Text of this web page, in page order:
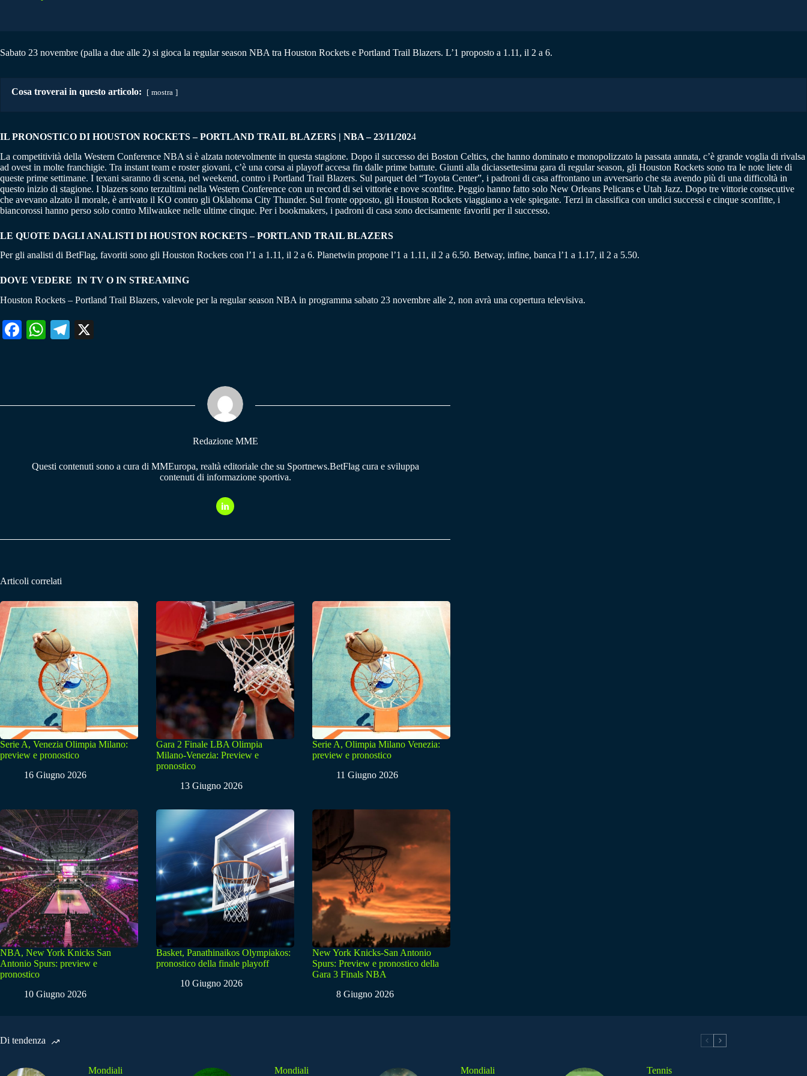
Sabato 23 novembre (palla a due alle 2) si gioca la regular season NBA tra Houston Rockets e Portland Trail Blazers. L’1 proposto a 1.11, il 2 a 6.
Cosa troverai in questo articolo: mostra
IL PRONOSTICO DI HOUSTON ROCKETS – PORTLAND TRAIL BLAZERS | NBA – 23/11/2024
La competitività della Western Conference NBA si è alzata notevolmente in questa stagione. Dopo il successo dei Boston Celtics, che hanno dominato e monopolizzato la passata annata, c’è grande voglia di rivalsa
ad ovest in molte franchigie. Tra instant team e roster giovani, c’è una corsa ai playoff accesa fin dalle prime battute. Giunti alla diciassettesima gara di regular season, gli Houston Rockets sono tra le note liete di
queste prime settimane. I texani saranno di scena, nel weekend, contro i Portland Trail Blazers. Sul parquet del “Toyota Center”, i padroni di casa affrontano un avversario che sta avendo più di una difficoltà in
questo inizio di stagione. I blazers sono terzultimi nella Western Conference con un record di sei vittorie e nove sconfitte. Peggio hanno fatto solo New Orleans Pelicans e Utah Jazz. Dopo tre vittorie consecutive
che avevano alzato il morale, è arrivato il KO contro gli Oklahoma City Thunder. Sul fronte opposto, gli Houston Rockets viaggiano a vele spiegate. Terzi in classifica con undici successi e cinque sconfitte, i
biancorossi hanno perso solo contro Milwaukee nelle ultime cinque. Per i bookmakers, i padroni di casa sono decisamente favoriti per il successo.
LE QUOTE DAGLI ANALISTI DI HOUSTON ROCKETS – PORTLAND TRAIL BLAZERS
Per gli analisti di BetFlag, favoriti sono gli Houston Rockets con l’1 a 1.11, il 2 a 6. Planetwin propone l’1 a 1.11, il 2 a 6.50. Betway, infine, banca l’1 a 1.17, il 2 a 5.50.
DOVE VEDERE IN TV O IN STREAMING
Houston Rockets – Portland Trail Blazers, valevole per la regular season NBA in programma sabato 23 novembre alle 2, non avrà una copertura televisiva.
Fa W
pp
Te
m
Redazione MME
Questi contenuti sono a cura di MMEuropa, realtà editoriale che su Sportnews.BetFlag cura e sviluppa
contenuti di informazione sportiva.
Articoli correlati
Serie A, Venezia Olimpia Milano:
preview e pronostico
16 Giugno 2026
Gara 2 Finale LBA Olimpia
Milano-Venezia: Preview e
pronostico
13 Giugno 2026
Serie A, Olimpia Milano Venezia:
preview e pronostico
11 Giugno 2026
NBA, New York Knicks San
Antonio Spurs: preview e
pronostico
10 Giugno 2026
Basket, Panathinaikos Olympiakos:
pronostico della finale playoff
10 Giugno 2026
New York Knicks-San Antonio
Spurs: Preview e pronostico della
Gara 3 Finals NBA
8 Giugno 2026
Di tendenza
Mondiali Mondiali Mondiali Tennis